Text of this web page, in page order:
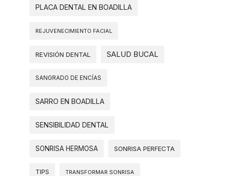
PLACA DENTAL EN BOADILLA
REJUVENECIMIENTO FACIAL
REVISIÓN DENTAL SALUD BUCAL
SANGRADO DE ENCÍAS
SARRO EN BOADILLA
SENSIBILIDAD DENTAL
SONRISA HERMOSA SONRISA PERFECTA
TIPS TRANSFORMAR SONRISA